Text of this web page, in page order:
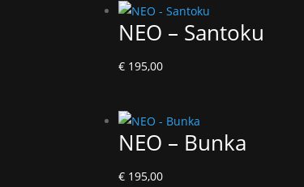
NEO – Santoku
€ 195,00
NEO – Bunka
€ 195,00